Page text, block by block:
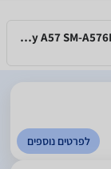
סמסונג גלקסי Samsung Galaxy A57 SM-A576B/DS 256GB 8GB RAM
לפרטים נוספים